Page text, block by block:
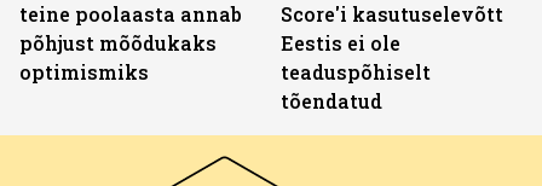
teine poolaasta annab
põhjust mõõdukaks
optimismiks
Score'i kasutuselevõtt
Eestis ei ole
teaduspõhiselt
tõendatud